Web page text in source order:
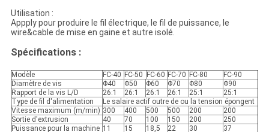
Utilisation :
Appply pour produire le fil électrique, le fil de puissance, le
wire&cable de mise en gaine et autre isolé.
Spécifications :
Modèle FC-40 FC-50 FC-60 FC-70 FC-80
FC-90
Diamètre de vis
Φ40 Φ50 Φ60 Φ70 Φ80
Φ90
Rapport de la vis L/D
26:1 26:1 26:1 26:1 25:1
25:1
Type de fil d'alimentation
Le salaire actif outre de ou la tension épongent
Vitesse maximum (m/min) 300 400 500 500 200
200
Sortie d'extrusion
40 70 100 150 200
250
Puissance pour la machine 11 15 18,5 22 30 37